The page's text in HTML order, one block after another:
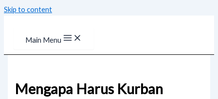
Skip to content
Main Menu
Mengapa Harus Kurban